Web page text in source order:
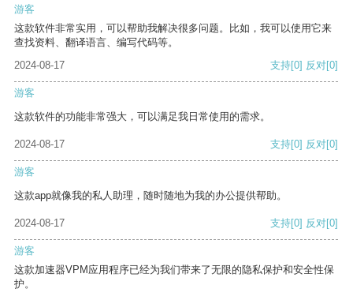
游客
这款软件非常实用，可以帮助我解决很多问题。比如，我可以使用它来
查找资料、翻译语言、编写代码等。
2024-08-17
支持[0] 反对[0]
游客
这款软件的功能非常强大，可以满足我日常使用的需求。
2024-08-17 支持[0] 反对[0]
游客
这款app就像我的私人助理，随时随地为我的办公提供帮助。
2024-08-17 支持[0] 反对[0]
游客
这款加速器VPM应用程序已经为我们带来了无限的隐私保护和安全性保
护。